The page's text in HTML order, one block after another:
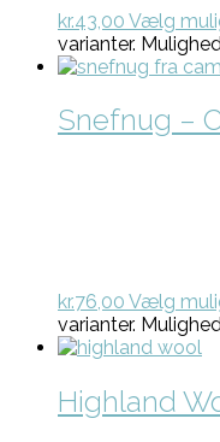
kr.43,00 Vælg
varianter.
Snefnug –
kr.76,00 Vælg
varianter.
Highland